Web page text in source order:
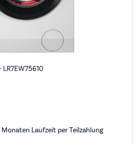
Monaten Laufzeit per Teilzahlung